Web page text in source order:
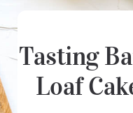
Tasting
Loaf